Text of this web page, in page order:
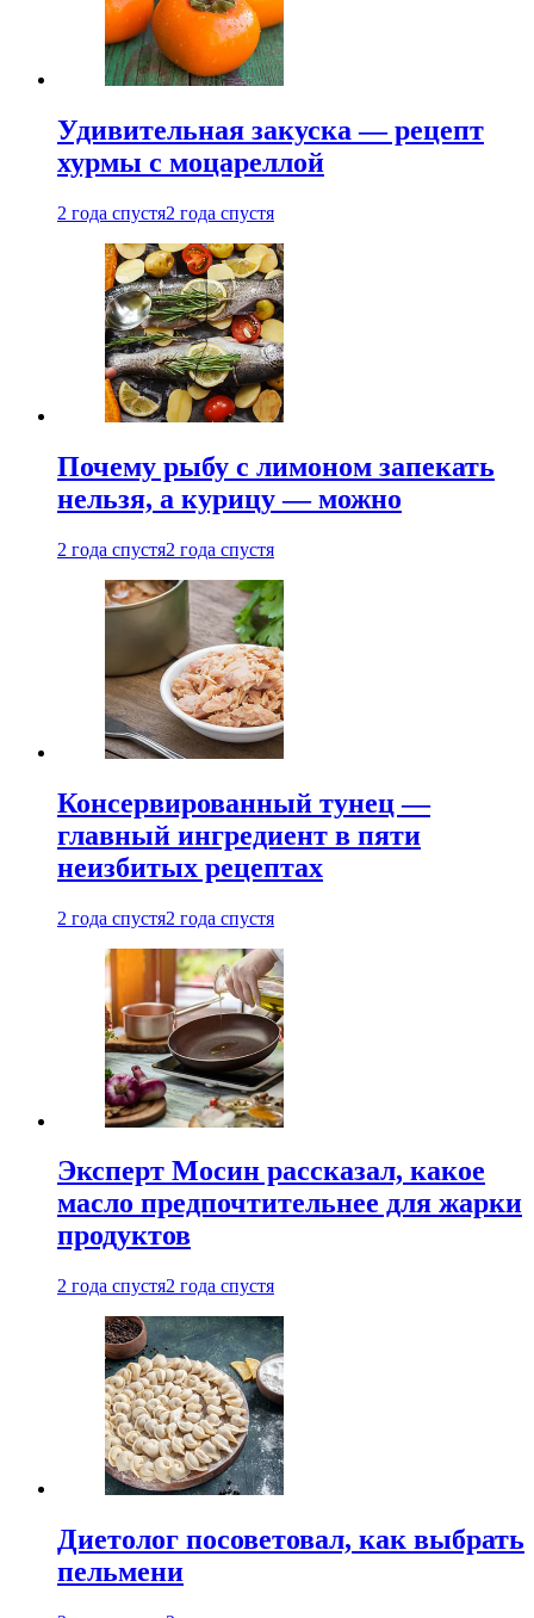
Удивительная закуска — рецепт
хурмы с моцареллой
2 года спустя2 года спустя
Почему рыбу с лимоном запекать
нельзя, а курицу — можно
2 года спустя2 года спустя
Консервированный тунец —
главный ингредиент в пяти
неизбитых рецептах
2 года спустя2 года спустя
Эксперт Мосин рассказал, какое
масло предпочтительнее для жарки
продуктов
2 года спустя2 года спустя
Диетолог посоветовал, как выбрать
пельмени